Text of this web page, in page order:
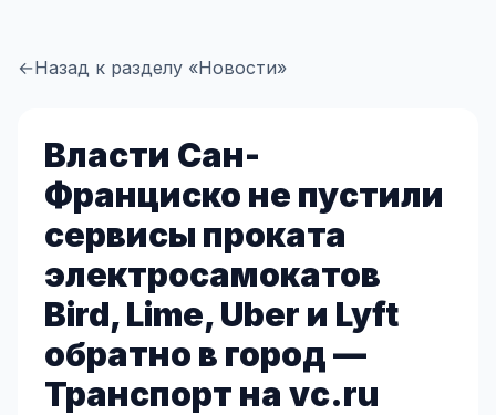
←Назад к разделу «Новости»
Власти Сан-
Франциско не пустили
сервисы проката
электросамокатов
Bird, Lime, Uber и Lyft
обратно в город —
Транспорт на vc.ru